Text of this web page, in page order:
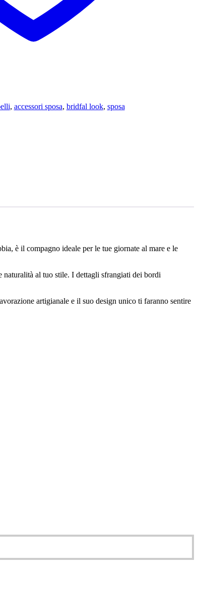
, accessori sposa, bridfal look, sposa
è il compagno ideale per le tue giornate al mare e le
naturalità al tuo stile. I dettagli sfrangiati dei bordi
artigianale e il suo design unico ti faranno sentire